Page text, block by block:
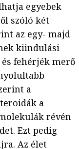
egyebek
szóló két
az egy- majd
kiindulási
fehérjék merő
a
a
révén
Ezt pedig
Az élet